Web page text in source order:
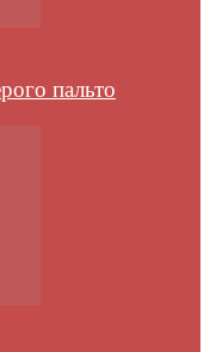
пальто